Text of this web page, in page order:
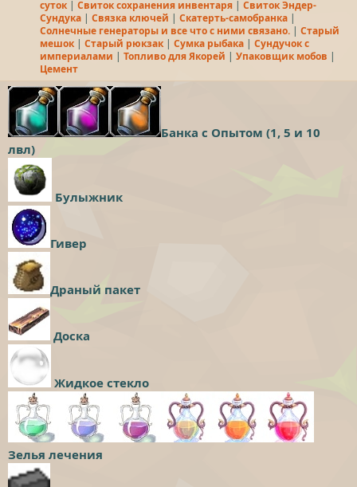
суток
Свиток сохранения инвентаря
Свиток Эндер-
Сундука
Связка ключей
Скатерть-самобранка
Солнечные генераторы и все что с ними связано.
Старый
мешок
Старый рюкзак Сумка рыбака
Сундучок с
империалами
Топливо для Якорей
Упаковщик мобов
Цемент
Банка с Опытом (1, 5 и 10
лвл)
Булыжник
Гивер
Драный пакет
Доска
Жидкое стекло
Зелья лечения